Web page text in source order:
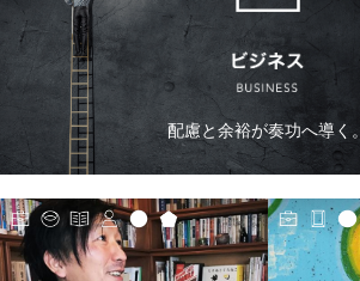
配慮と余裕が奏功へ導く。